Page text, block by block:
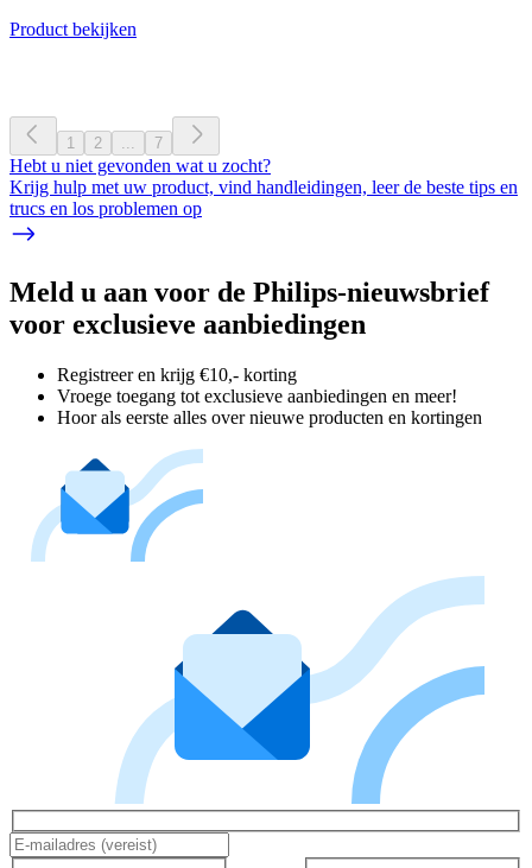
Product bekijken
1 2 ... 7
Hebt u niet gevonden wat u zocht?
Krijg hulp met uw product, vind handleidingen, leer de beste tips en
trucs en los problemen op
Meld u aan voor de Philips-nieuwsbrief
voor exclusieve aanbiedingen
Registreer en krijg €10,- korting
Vroege toegang tot exclusieve aanbiedingen en meer!
Hoor als eerste alles over nieuwe producten en kortingen